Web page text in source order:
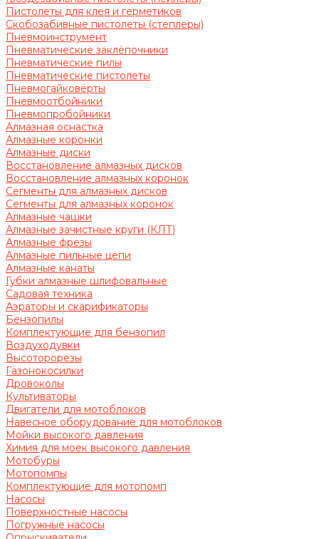
Пистолеты для клея и герметиков
Скобозабивные пистолеты (степлеры)
Пневмоинструмент
Пневматические заклёпочники
Пневматические пилы
Пневматические пистолеты
Пневмогайковёрты
Пневмоотбойники
Пневмопробойники
Алмазная оснастка
Алмазные коронки
Алмазные диски
Восстановление алмазных дисков
Восстановление алмазных коронок
Сегменты для алмазных дисков
Сегменты для алмазных коронок
Алмазные чашки
Алмазные зачистные круги (КЛТ)
Алмазные фрезы
Алмазные пильные цепи
Алмазные канаты
Губки алмазные шлифовальные
Садовая техника
Аэраторы и скарификаторы
Бензопилы
Комплектующие для бензопил
Воздуходувки
Высоторорезы
Газонокосилки
Дровоколы
Культиваторы
Двигатели для мотоблоков
Навесное оборудование для мотоблоков
Мойки высокого давления
Химия для моек высокого давления
Мотобуры
Мотопомпы
Комплектующие для мотопомп
Насосы
Поверхностные насосы
Погружные насосы